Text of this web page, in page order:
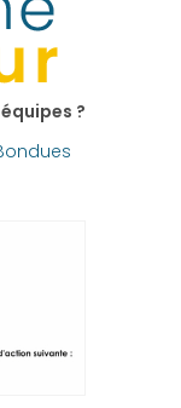
?